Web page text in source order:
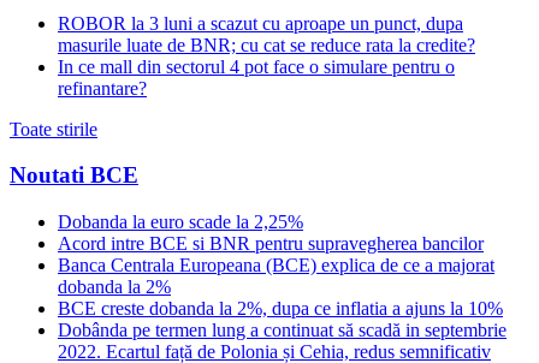
ROBOR la 3 luni a scazut cu aproape un punct, dupa
masurile luate de BNR; cu cat se reduce rata la credite?
In ce mall din sectorul 4 pot face o simulare pentru o
refinantare?
Toate stirile
Noutati BCE
Dobanda la euro scade la 2,25%
Acord intre BCE si BNR pentru supravegherea bancilor
Banca Centrala Europeana (BCE) explica de ce a majorat
dobanda la 2%
BCE creste dobanda la 2%, dupa ce inflatia a ajuns la 10%
Dobânda pe termen lung a continuat să scadă in septembrie
2022. Ecartul față de Polonia și Cehia, redus semnificativ